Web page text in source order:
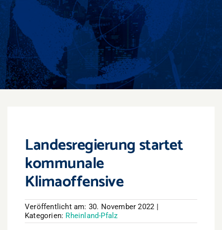
Events
Überregional
Jobs
Newsletter
Landesregierung startet
kommunale
Klimaoffensive
Veröffentlicht am: 30. November 2022 |
Kategorien: Rheinland-Pfalz